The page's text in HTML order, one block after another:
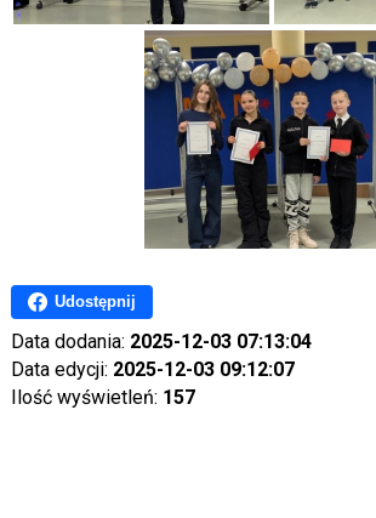
Udostępnij
Data dodania: 2025-12-03 07:13:04
Data edycji: 2025-12-03 09:12:07
Ilość wyświetleń: 157